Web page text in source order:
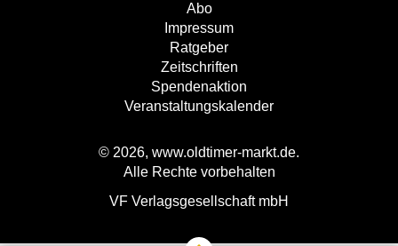
Abo
Impressum
Ratgeber
Zeitschriften
Spendenaktion
Veranstaltungskalender
© 2026, www.oldtimer-markt.de.
Alle Rechte vorbehalten
VF Verlagsgesellschaft mbH